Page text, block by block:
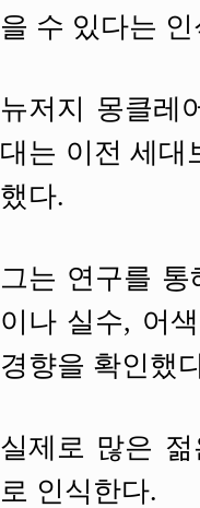
을 수 있다는
뉴저지 몽클레
대는 이전 세대
했다.
그는 연구를
이나 실수, 어
경향을 확인했
실제로 많은
로 인식한다.